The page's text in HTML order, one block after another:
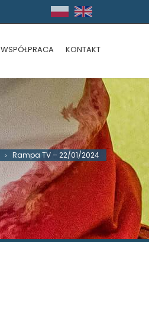
WSPÓŁPRACA KONTAKT
Rampa TV – 22/01/2024